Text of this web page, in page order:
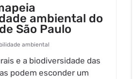
ambiental do
São Paulo
ambiental
e a biodiversidade das
podem esconder um